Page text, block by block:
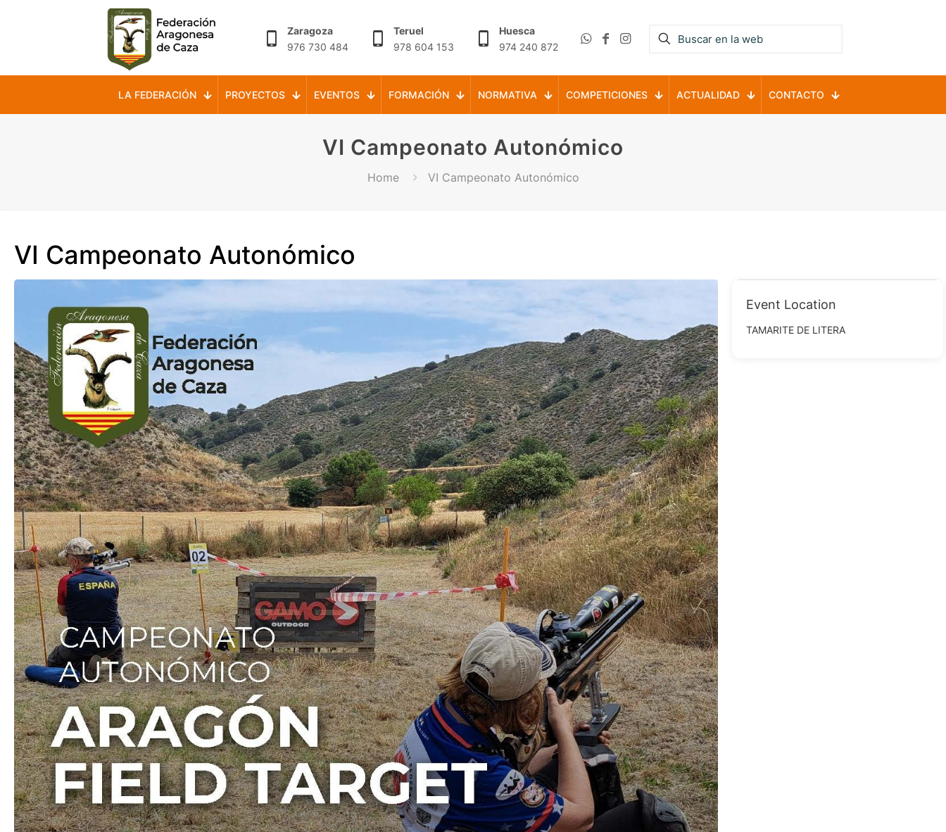
Zaragoza
976 730 484
Teruel
978 604 153
Huesca
974 240 872
LA FEDERACIÓN PROYECTOS EVENTOS FORMACIÓN NORMATIVA COMPETICIONES ACTUALIDAD CONTACTO
VI Campeonato Autonómico
Home VI Campeonato Autonómico
VI Campeonato Autonómico
Event Location
TAMARITE DE LITERA